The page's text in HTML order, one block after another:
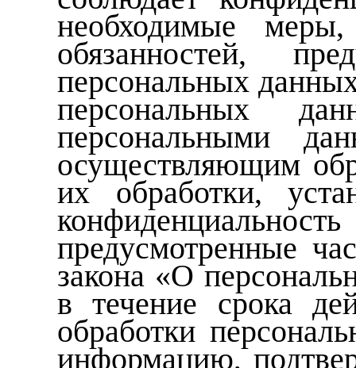
необходимые
обязанностей,
персональных
персональных
персональными
осуществляющим
их обработки,
предусмотренные
закона «О
в течение срока
обработки
информацию,